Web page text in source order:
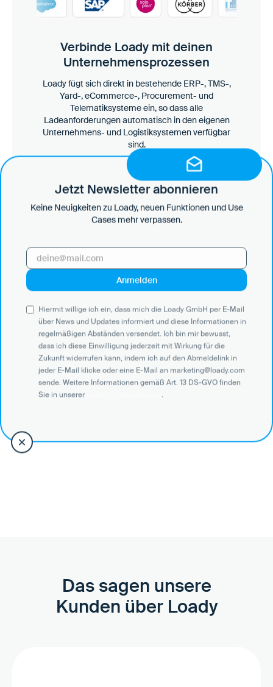
Verbinde Loady mit deinen
Unternehmensprozessen
Loady fügt sich direkt in bestehende ERP-, TMS-,
Yard-, eCommerce-, Procurement- und
Telematiksysteme ein, so dass alle
Ladeanforderungen automatisch in den eigenen
Unternehmens- und Logistiksystemen verfügbar
sind.
Zu den Integrationen
Einführungen und Best Practices dafür, dass dein Team
schnell geschult ist und aktiv werden kann. Bei Bedarf
Das sagen unsere
Kunden über Loady
Jetzt Newsletter abonnieren
Keine Neuigkeiten zu Loady, neuen Funktionen und Use
Cases mehr verpassen.
Hiermit willige ich ein, dass mich die Loady GmbH per E-Mail
über News und Updates informiert und diese Informationen in
regelmäßigen Abständen versendet. Ich bin mir bewusst,
dass ich diese Einwilligung jederzeit mit Wirkung für die
Zukunft widerrufen kann, indem ich auf den Abmeldelink in
jeder E-Mail klicke oder eine E-Mail an marketing@loady.com
sende. Weitere Informationen gemäß Art. 13 DS-GVO finden
Sie in unserer
.